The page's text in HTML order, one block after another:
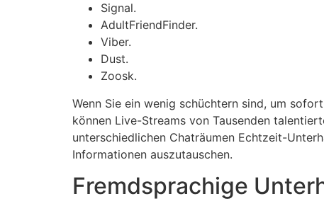
Signal.
AdultFriendFinder.
Viber.
Dust.
Zoosk.
Wenn Sie ein wenig schüchtern sind, um
können Live-Streams von Tausenden
unterschiedlichen Chaträumen Echtzeit-
Informationen auszutauschen.
Fremdsprachige